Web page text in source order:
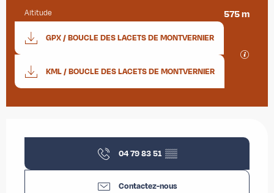
Altitude 575 m
Documentation
GPX / BOUCLE DES LACETS DE MONTVERNIER
KML / BOUCLE DES LACETS DE MONTVERNIER
04 79 83 51 ▒▒
Contactez-nous